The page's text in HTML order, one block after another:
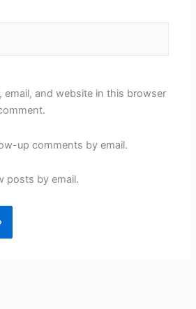
email, and website in this browser
up comments by email.
posts by email.